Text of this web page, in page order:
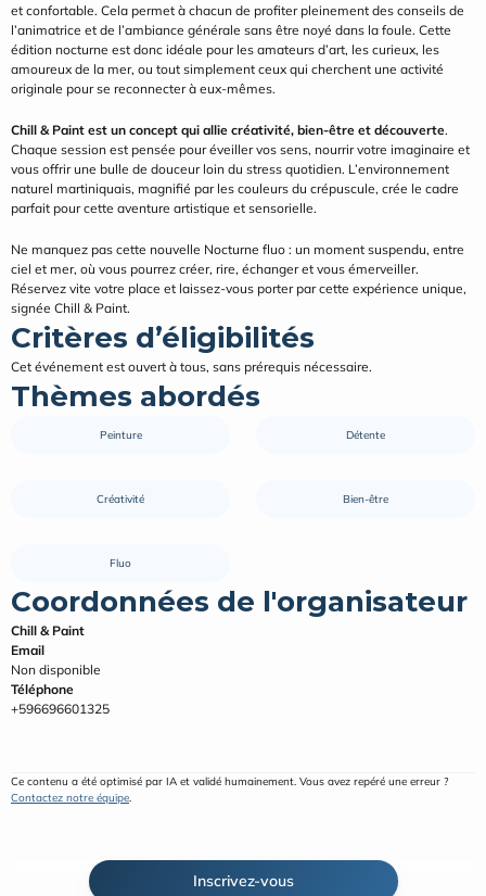
Inscrivez-vous
et confortable. Cela permet à chacun de profiter pleinement des conseils de
l’animatrice et de l’ambiance générale sans être noyé dans la foule. Cette
édition nocturne est donc idéale pour les amateurs d’art, les curieux, les
amoureux de la mer, ou tout simplement ceux qui cherchent une activité
originale pour se reconnecter à eux-mêmes.
Chill & Paint est un concept qui allie créativité, bien-être et découverte.
Chaque session est pensée pour éveiller vos sens, nourrir votre imaginaire et
vous offrir une bulle de douceur loin du stress quotidien. L’environnement
naturel martiniquais, magnifié par les couleurs du crépuscule, crée le cadre
parfait pour cette aventure artistique et sensorielle.
Ne manquez pas cette nouvelle Nocturne fluo : un moment suspendu, entre
ciel et mer, où vous pourrez créer, rire, échanger et vous émerveiller.
Réservez vite votre place et laissez-vous porter par cette expérience unique,
signée Chill & Paint.
Critères d’éligibilités
Cet événement est ouvert à tous, sans prérequis nécessaire.
Thèmes abordés
Peinture Détente
Créativité Bien-être
Fluo
Coordonnées de l'organisateur
Chill & Paint
Email
Non disponible
Téléphone
+596696601325
Contactez notre équipe.